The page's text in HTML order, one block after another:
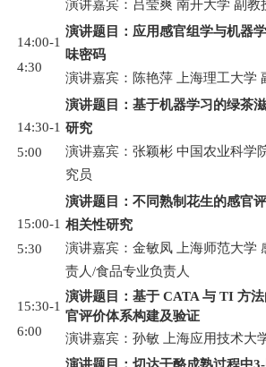
演讲嘉宾：吕莹爽 南开大学 副教
14:00-1
4:30
演讲题目：应用感官组学与机器
味密码
演讲嘉宾：陈艳萍 上海理工大学
14:30-1
5:00
演讲题目：基于机器学习的绿茶
研究
演讲嘉宾：张颖彬 中国农业科学
究员
15:00-1
5:30
演讲题目：不同熟制花生的感官
相关性研究
演讲嘉宾：金敏凤 上海师范大学
责人/食品专业负责人
15:30-1
6:00
演讲题目：基于 CATA 与 TI 方
官评价体系构建及验证
演讲嘉宾：孙敏 上海应用技术大
演讲题目：切达干酪成熟过程中